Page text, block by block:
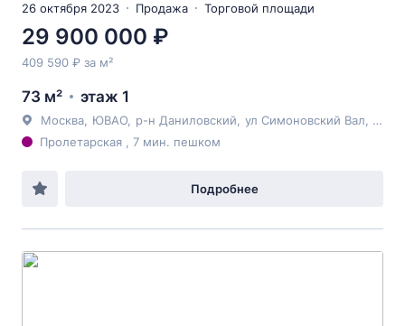
26 октября 2023 Продажа Торговой площади
29 900 000 ₽
409 590 ₽ за м²
73 м² этаж 1
Москва ЮВАО р-н Даниловский ул Симоновский Вал
Пролетарская , 7 мин. пешком
Подробнее